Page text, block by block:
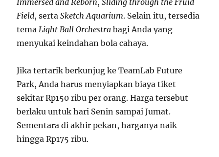
Immersed and Reborn,Sliding through the Fruid
Field, sertaSketch Aquarium. Selain itu, tersedia
temaLight Ball Orchestra bagi Anda yang
menyukai keindahan bola cahaya.
Jika tertarik berkunjug ke TeamLab Future
Park, Anda harus menyiapkan biaya tiket
sekitar Rp150 ribu per orang. Harga tersebut
berlaku untuk hari Senin sampai Jumat.
Sementara di akhir pekan, harganya naik
hingga Rp175 ribu.